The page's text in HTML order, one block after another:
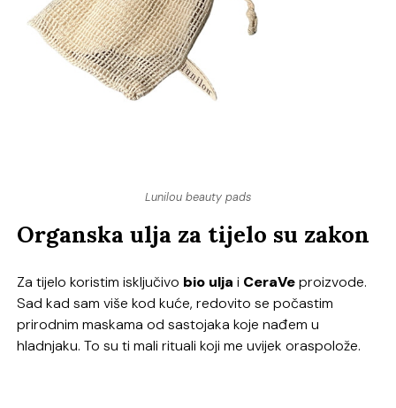
Lunilou beauty pads
Organska ulja za tijelo su zakon
Za tijelo koristim isključivo bio ulja i CeraVeproizvode.
Sad kad sam više kod kuće, redovito se počastim
prirodnim maskama od sastojaka koje nađem u
hladnjaku. To su ti mali rituali koji me uvijek oraspolože.